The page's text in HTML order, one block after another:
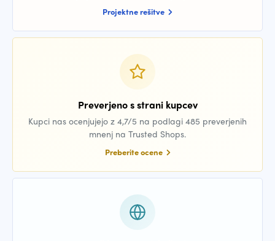
Projektne rešitve
Preverjeno s strani kupcev
Kupci nas ocenjujejo z 4,7/5 na podlagi 485 preverjenih
mnenj na Trusted Shops.
Preberite ocene